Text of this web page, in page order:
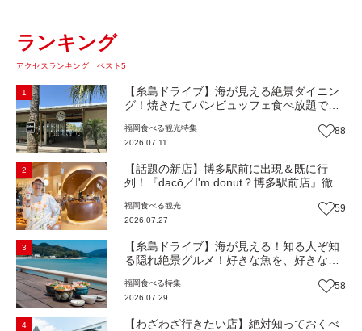
ランキング
アクセスランキング ベスト5
1
【糸島ドライブ】海が見える絶景ダイニン
グ！焼きたてパンビュッフェ食べ放題で大
Beach Cafe』（福岡・糸島市）【まち歩
き】
福岡食べる観光特集
2026.07.11
88
2
【話題の新店】博多駅前に出現＆既に行
列！『dacō／I'm donut？博多駅前店』徹底
しみ方＆イチオシメニューも紹介！（福岡
市博多区）【まち歩き】
福岡食べる観光
2026.07.27
59
3
【糸島ドライブ】海が見える！知る人ぞ知
る隠れ絶景グルメ！好きな魚を、好きなだ
堂』（福岡市西区）【まち歩き】
福岡食べる特集
2026.07.29
58
4
【わざわざ行きたい店】絶対知っておくべ